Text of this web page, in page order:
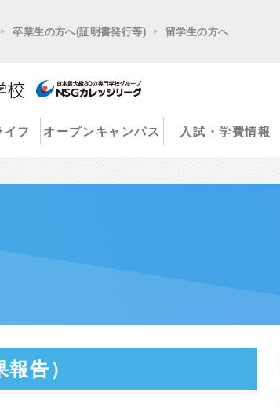
卒業生の方へ(証明書発行等) 留学生の方へ
イフ オープンキャンパス 入試・学費情報
告）